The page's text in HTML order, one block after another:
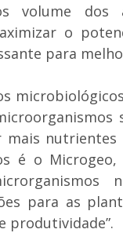
volume dos
o
para
nutrientes
é o Microgeo,
para as
produtividade”.